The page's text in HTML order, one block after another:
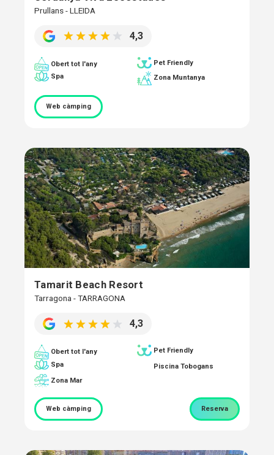
Prullans - LLEIDA
4,3
Obert tot l'any
Pet Friendly
Spa
Zona Muntanya
Web càmping
Tamarit Beach Resort
Tarragona - TARRAGONA
4,3
Obert tot l'any
Pet Friendly
Spa
Piscina Tobogans
Zona Mar
Web càmping Reserva